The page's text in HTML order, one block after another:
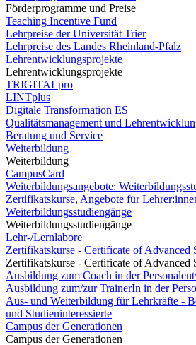
Förderprogramme und Preise
Teaching Incentive Fund
Lehrpreise der Universität Trier
Lehrpreise des Landes Rheinland-Pfalz
Lehrentwicklungsprojekte
Lehrentwicklungsprojekte
TRIGITALpro
LINTplus
Digitale Transformation ES
Qualitätsmanagement und
Beratung und Service
Weiterbildung
Weiterbildung
CampusCard
Weiterbildungsangebote:
Zertifikatskurse, Angebote für
Weiterbildungsstudiengänge
Weiterbildungsstudiengänge
Lehr-/Lernlabore
Zertifikatskurse - Certificate of Advanced
Zertifikatskurse - Certificate of Advanced
Ausbildung zum Coach in der
Ausbildung zum/zur TrainerIn in der
Aus- und Weiterbildung für Lehrkräfte -
und Studieninteressierte
Campus der Generationen
Campus der Generationen